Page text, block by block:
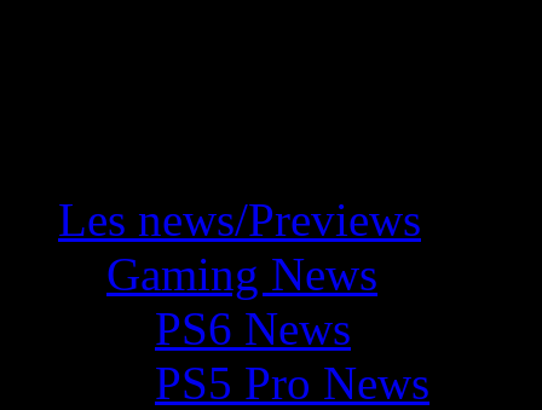
Les news/Previews
Gaming News
PS6 News
PS5 Pro News